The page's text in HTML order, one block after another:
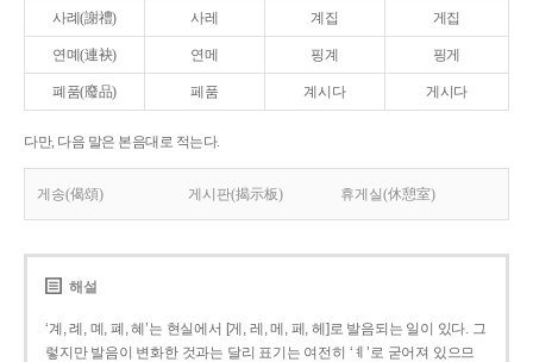
사례(謝禮) 사레 계집 게집
연몌(連袂) 연메 핑계 핑게
폐품(廢品) 페품 계시다 게시다
다만, 다음 말은 본음대로 적는다.
게송(偈頌) 게시판(揭示板) 휴게실(休憩室)
해설
‘계, 례, 몌, 폐, 혜’는 현실에서 [게, 레, 메, 페, 헤]로 발음되는 일이 있다. 그
렇지만 발음이 변화한 것과는 달리 표기는 여전히 ‘ㅖ’로 굳어져 있으므